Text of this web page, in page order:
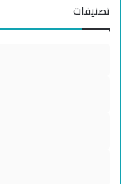
تصنيفات